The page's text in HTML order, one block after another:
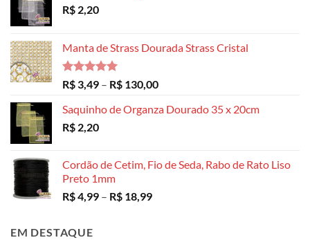
R$ 2,20
Manta de Strass Dourada Strass Cristal
Avaliação
5.00
de 5
R$ 3,49 – R$ 130,00Faixa
preço:
Saquinho de Organza Dourado 35 x 20cm
R$ 2,20
Cordão de Cetim, Fio de Seda, Rabo de Rato Liso
Preto 1mm
R$4,99 – R$ 18,99Faixa
EM DESTAQUE